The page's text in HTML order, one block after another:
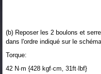
(b) Reposer les 2 boulons et
dans l'ordre indiqué sur le schéma.
Torque:
42 N·m {428 kgf·cm, 31ft·lbf}